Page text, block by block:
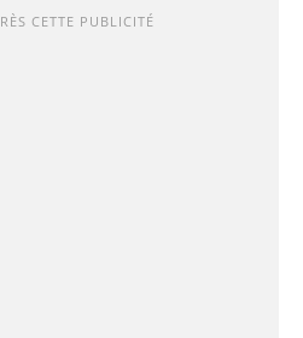
CETTE PUBLICITÉ